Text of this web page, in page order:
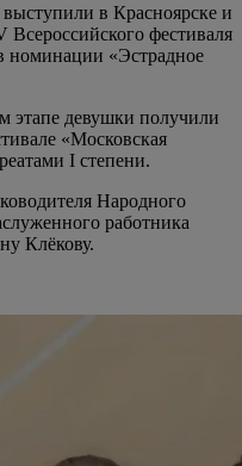
в Красноярске и
фестиваля
номинации «Эстрадное
этапе девушки получили
«Московская
I степени.
Народного
работника
Клёкову.